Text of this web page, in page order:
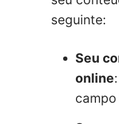
seguinte:
Seu
online
campo